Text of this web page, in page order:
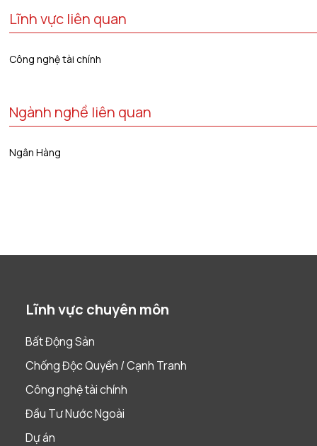
Lĩnh vực liên quan
Công nghệ tài chính
Ngành nghề liên quan
Ngân Hàng
Lĩnh vực chuyên môn
Bất Động Sản
Chống Độc Quyền / Cạnh Tranh
Công nghệ tài chính
Đầu Tư Nước Ngoài
Dự án